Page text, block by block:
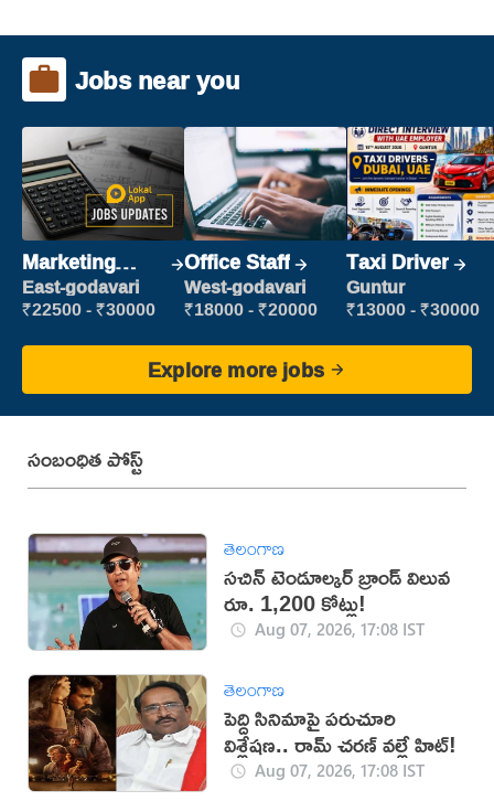
Jobs near you
Marketing
Executive
East-godavari
₹22500 - ₹30000
Office Staff
West-godavari
₹18000 - ₹20000
Taxi Driver
Guntur
₹13000 - ₹30000
Explore more jobs
సంబంధిత పోస్ట్
తెలంగాణ
సచిన్ టెండూల్కర్ బ్రాండ్ విలువ
రూ. 1,200 కోట్లు!
Aug 07, 2026, 17:08 IST
తెలంగాణ
పెద్ది సినిమాపై పరుచూరి
విశ్లేషణ.. రామ్ చరణ్ వల్లే హిట్!
Aug 07, 2026, 17:08 IST